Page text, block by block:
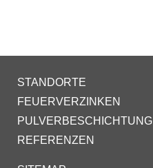
STANDORTE
FEUERVERZINKEN
PULVERBESCHICHTUNG
REFERENZEN